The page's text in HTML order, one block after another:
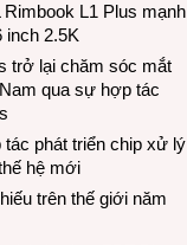
L1 Plus mạnh
inch 2.5K
trở lại chăm sóc mắt
qua sự hợp tác
tác phát triển chip xử lý
hệ mới
trên thế giới năm